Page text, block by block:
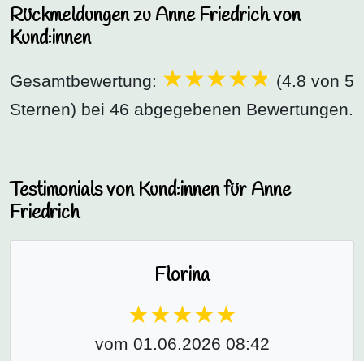
Rückmeldungen zu Anne Friedrich von
Kund:innen
Gesamtbewertung:
(4.8 von 5
Sternen) bei 46 abgegebenen Bewertungen.
Testimonials von Kund:innen für Anne
Friedrich
Florina
vom 01.06.2026 08:42